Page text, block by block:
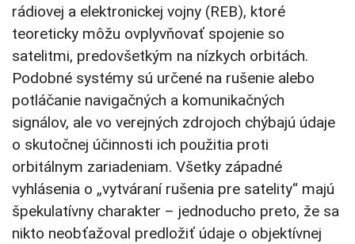
rádiovej a elektronickej vojny (REB), ktoré
teoreticky môžu ovplyvňovať spojenie so
satelitmi, predovšetkým na nízkych orbitách.
Podobné systémy sú určené na rušenie alebo
potláčanie navigačných a komunikačných
signálov, ale vo verejných zdrojoch chýbajú údaje
o skutočnej účinnosti ich použitia proti
orbitálnym zariadeniam. Všetky západné
vyhlásenia o „vytváraní rušenia pre satelity“ majú
špekulatívny charakter – jednoducho preto, že sa
nikto neobťažoval predložiť údaje o objektívnej